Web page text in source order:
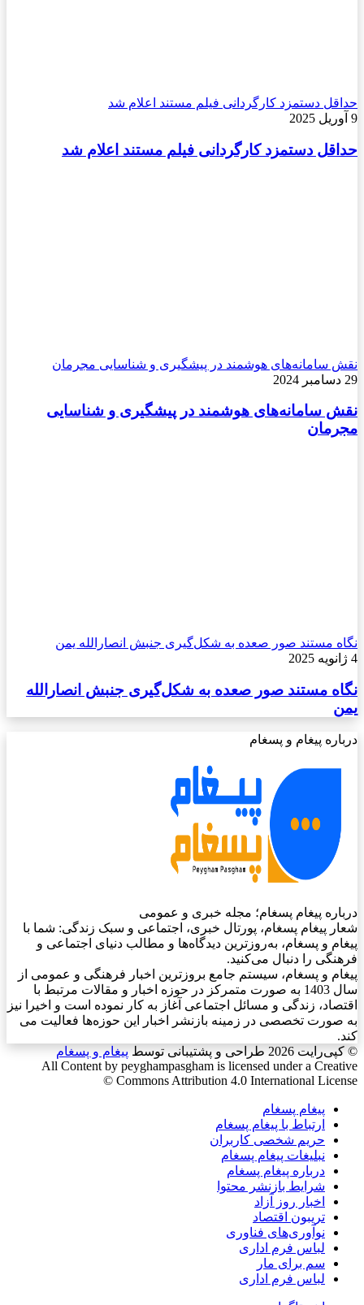
حداقل دستمزد کارگردانی فیلم مستند اعلام شد
9 آوریل 2025
حداقل دستمزد کارگردانی فیلم مستند اعلام شد
نقش سامانه‌های هوشمند در پیشگیری و شناسایی مجرمان
29 دسامبر 2024
نقش سامانه‌های هوشمند در پیشگیری و شناسایی
مجرمان
نگاه مستند صور صعده به شکل‌گیری جنبش انصارالله یمن
4 ژانویه 2025
نگاه مستند صور صعده به شکل‌گیری جنبش انصارالله
یمن
درباره پیغام و پسغام
درباره پیغام پسغام؛ مجله خبری و عمومی
شعار پیغام پسغام، پورتال خبری، اجتماعی و سبک زندگی: شما با
پیغام و پسغام، به‌روزترین دیدگاه‌ها و مطالب دنیای اجتماعی و
فرهنگی را دنبال می‌کنید.
پیغام و پسغام، سیستم جامع بروزترین اخبار فرهنگی و عمومی از
سال 1403 به صورت متمرکز در حوزه اخبار و مقالات مرتبط با
اقتصاد، زندگی و مسائل اجتماعی آغاز به کار نموده است و اخیرا نیز
به صورت تخصصی در زمینه بازنشر اخبار این حوزه‌ها فعالیت می
کند.
© کپی‌رایت 2026
طراحی و پشتیبانی توسط پیغام و پسغام
All Content by peyghampasgham is licensed under a Creative
Commons Attribution 4.0 International License ©️
پیغام پسغام
ارتباط با پیغام پسغام
حریم شخصی کاربران
نبلیغات پیغام پسغام
درباره پیغام پسغام
شرایط بازنشر محتوا
اخبار روز آزاد
تریبون اقتصاد
نوآوری‌های فناوری
لباس فرم اداری
سم برای مار
لباس فرم اداری